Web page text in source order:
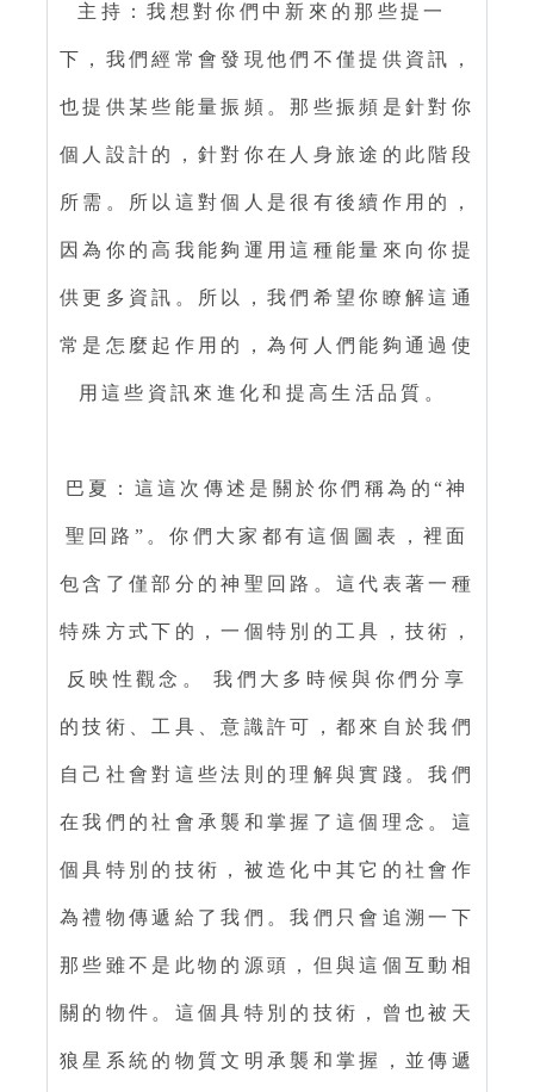
主持：我想對你們中新來的那些提一
下，我們經常會發現他們不僅提供資訊，
也提供某些能量振頻。那些振頻是針對你
個人設計的，針對你在人身旅途的此階段
所需。所以這對個人是很有後續作用的，
因為你的高我能夠運用這種能量來向你提
供更多資訊。所以，我們希望你瞭解這通
常是怎麼起作用的，為何人們能夠通過使
用這些資訊來進化和提高生活品質。
巴夏：這這次傳述是關於你們稱為的“神
聖回路”。你們大家都有這個圖表，裡面
包含了僅部分的神聖回路。這代表著一種
特殊方式下的，一個特別的工具，技術，
反映性觀念。 我們大多時候與你們分享
的技術、工具、意識許可，都來自於我們
自己社會對這些法則的理解與實踐。我們
在我們的社會承襲和掌握了這個理念。這
個具特別的技術，被造化中其它的社會作
為禮物傳遞給了我們。我們只會追溯一下
那些雖不是此物的源頭，但與這個互動相
關的物件。這個具特別的技術，曾也被天
狼星系統的物質文明承襲和掌握，並傳遞